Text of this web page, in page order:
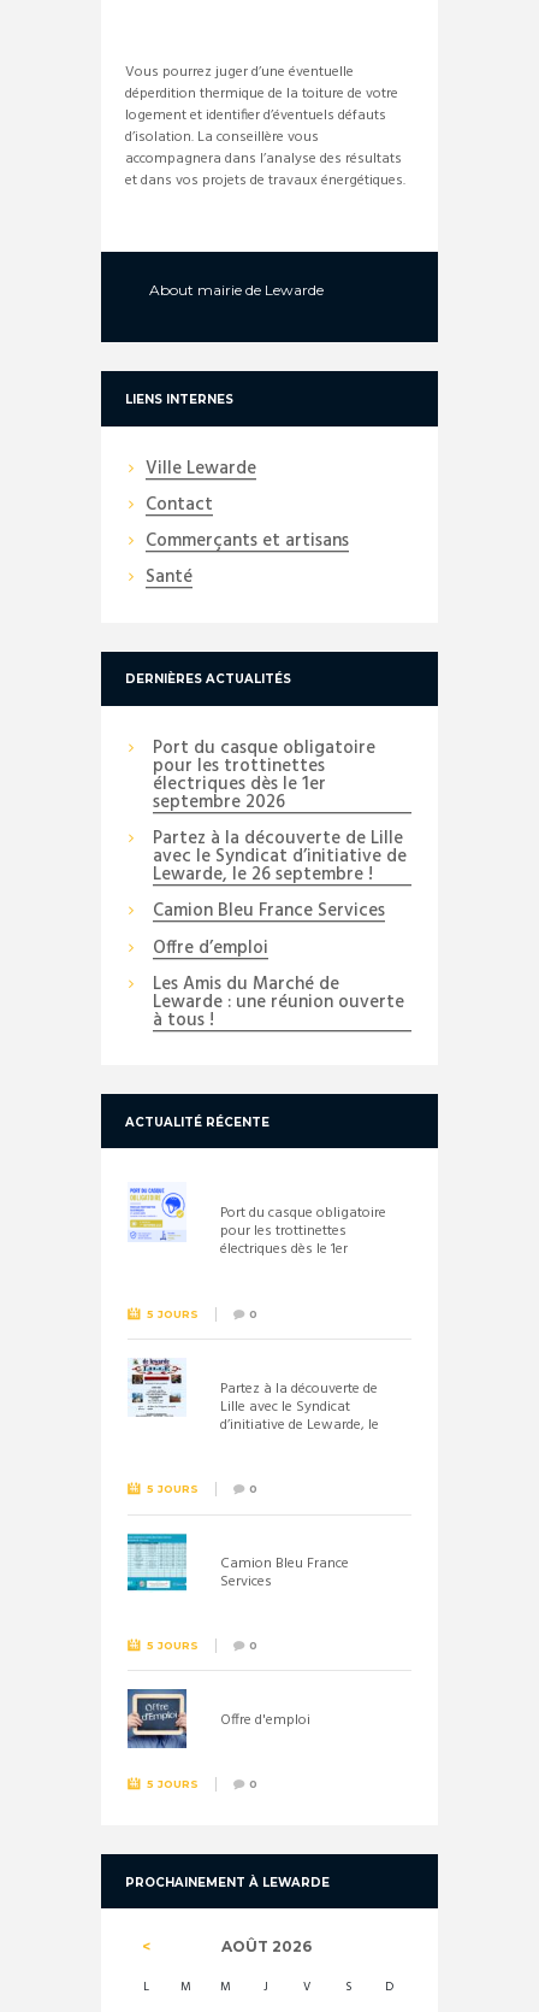
Vous pourrez juger d’une éventuelle
déperdition thermique de la toiture de votre
logement et identifier d’éventuels défauts
d’isolation. La conseillère vous
accompagnera dans l’analyse des résultats
et dans vos projets de travaux énergétiques.
About mairie de Lewarde
LIENS INTERNES
Ville Lewarde
Contact
Commerçants et artisans
Santé
DERNIÈRES ACTUALITÉS
Port du casque obligatoire
pour les trottinettes
électriques dès le 1er
septembre 2026
Partez à la découverte de Lille
avec le Syndicat d’initiative de
Lewarde, le 26 septembre !
Camion Bleu France Services
Offre d’emploi
Les Amis du Marché de
Lewarde : une réunion ouverte
à tous !
ACTUALITÉ RÉCENTE
Port du casque obligatoire
pour les trottinettes
électriques dès le 1er
5 JOURS 0
Partez à la découverte de
Lille avec le Syndicat
d’initiative de Lewarde, le
5 JOURS 0
Camion Bleu France
Services
5 JOURS 0
Offre d'emploi
5 JOURS 0
PROCHAINEMENT À LEWARDE
AOÛT 2026
L M M J V S D